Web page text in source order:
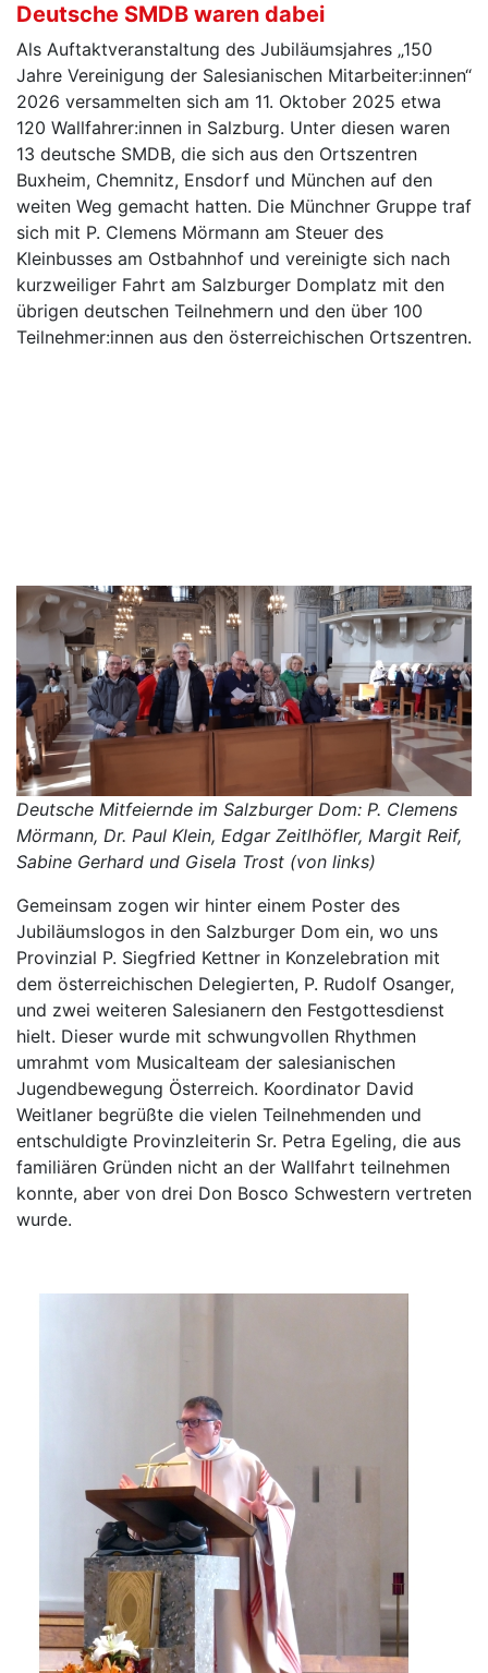
Deutsche SMDB waren dabei
Als Auftaktveranstaltung des Jubiläumsjahres „150
Jahre Vereinigung der Salesianischen Mitarbeiter:innen“
2026 versammelten sich am 11. Oktober 2025 etwa
120 Wallfahrer:innen in Salzburg. Unter diesen waren
13 deutsche SMDB, die sich aus den Ortszentren
Buxheim, Chemnitz, Ensdorf und München auf den
weiten Weg gemacht hatten. Die Münchner Gruppe traf
sich mit P. Clemens Mörmann am Steuer des
Kleinbusses am Ostbahnhof und vereinigte sich nach
kurzweiliger Fahrt am Salzburger Domplatz mit den
übrigen deutschen Teilnehmern und den über 100
Teilnehmer:innen aus den österreichischen Ortszentren.
Deutsche Mitfeiernde im Salzburger Dom: P. Clemens
Mörmann, Dr. Paul Klein, Edgar Zeitlhöfler, Margit Reif,
Sabine Gerhard und Gisela Trost (von links)
Gemeinsam zogen wir hinter einem Poster des
Jubiläumslogos in den Salzburger Dom ein, wo uns
Provinzial P. Siegfried Kettner in Konzelebration mit
dem österreichischen Delegierten, P. Rudolf Osanger,
und zwei weiteren Salesianern den Festgottesdienst
hielt. Dieser wurde mit schwungvollen Rhythmen
umrahmt vom Musicalteam der salesianischen
Jugendbewegung Österreich. Koordinator David
Weitlaner begrüßte die vielen Teilnehmenden und
entschuldigte Provinzleiterin Sr. Petra Egeling, die aus
familiären Gründen nicht an der Wallfahrt teilnehmen
konnte, aber von drei Don Bosco Schwestern vertreten
wurde.